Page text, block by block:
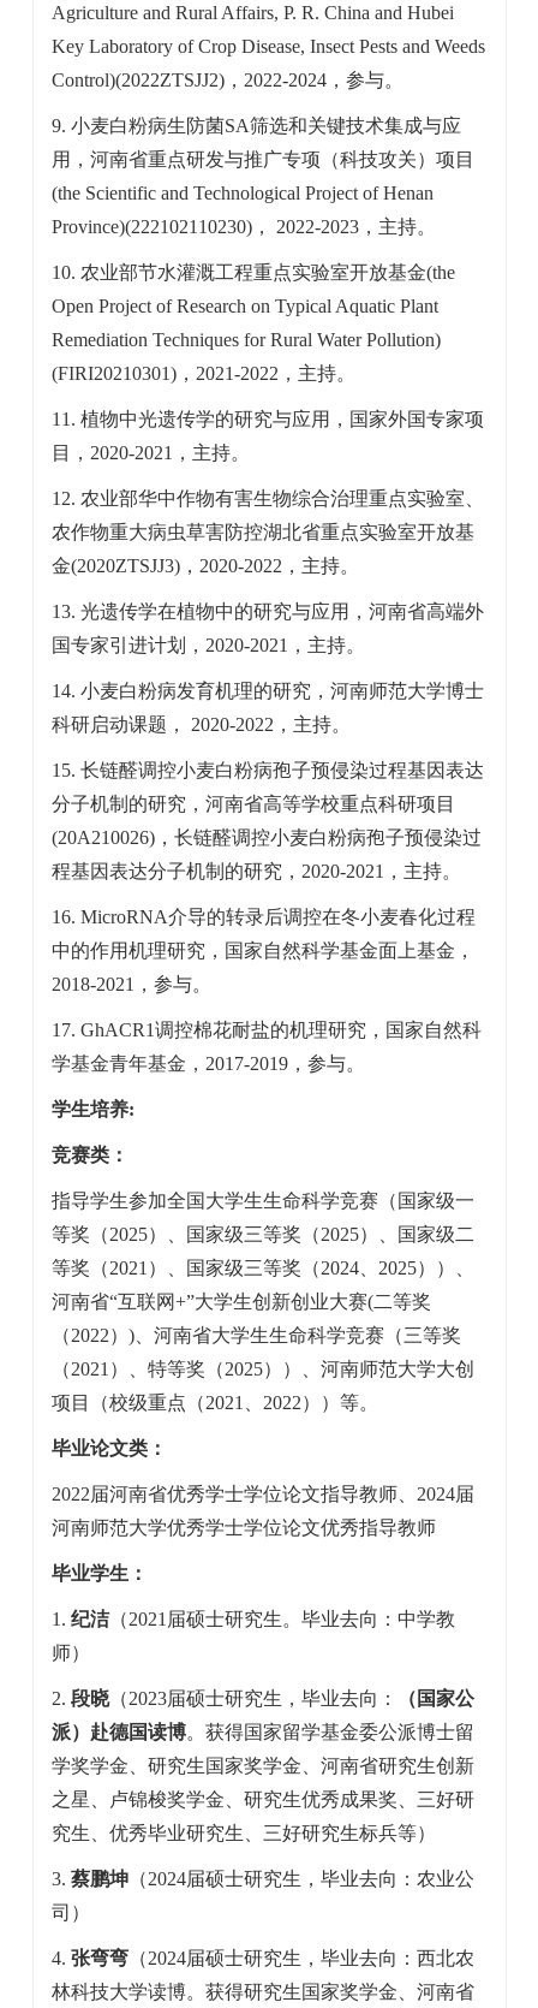
Agriculture and Rural Affairs, P. R. China and Hubei
Key Laboratory of Crop Disease, Insect Pests and Weeds
Control)(2022ZTSJJ2)，2022-2024，参与。
9. 小麦白粉病生防菌SA筛选和关键技术集成与应
用，河南省重点研发与推广专项（科技攻关）项目
(the Scientific and Technological Project of Henan
Province)(222102110230)， 2022-2023，主持。
10. 农业部节水灌溉工程重点实验室开放基金(the
Open Project of Research on Typical Aquatic Plant
Remediation Techniques for Rural Water Pollution)
(FIRI20210301)，2021-2022，主持。
11. 植物中光遗传学的研究与应用，国家外国专家项
目，2020-2021，主持。
12. 农业部华中作物有害生物综合治理重点实验室、
农作物重大病虫草害防控湖北省重点实验室开放基
金(2020ZTSJJ3)，2020-2022，主持。
13. 光遗传学在植物中的研究与应用，河南省高端外
国专家引进计划，2020-2021，主持。
14. 小麦白粉病发育机理的研究，河南师范大学博士
科研启动课题， 2020-2022，主持。
15. 长链醛调控小麦白粉病孢子预侵染过程基因表达
分子机制的研究，河南省高等学校重点科研项目
(20A210026)，长链醛调控小麦白粉病孢子预侵染过
程基因表达分子机制的研究，2020-2021，主持。
16. MicroRNA介导的转录后调控在冬小麦春化过程
中的作用机理研究，国家自然科学基金面上基金，
2018-2021，参与。
17. GhACR1调控棉花耐盐的机理研究，国家自然科
学基金青年基金，2017-2019，参与。
学生培养:
竞赛类：
指导学生参加全国大学生生命科学竞赛（国家级一
等奖（2025）、国家级三等奖（2025）、国家级二
等奖（2021）、国家级三等奖（2024、2025））、
河南省“互联网+”大学生创新创业大赛(二等奖
（2022）)、河南省大学生生命科学竞赛（三等奖
（2021）、特等奖（2025））、河南师范大学大创
项目（校级重点（2021、2022））等。
毕业论文类：
2022届河南省优秀学士学位论文指导教师、2024届
河南师范大学优秀学士学位论文优秀指导教师
毕业学生：
1. 纪洁（2021届硕士研究生。毕业去向：中学教
师）
2. 段晓（2023届硕士研究生，毕业去向：
（国家公
派）赴德国读博。获得国家留学基金委公派博士留
学奖学金、研究生国家奖学金、河南省研究生创新
之星、卢锦梭奖学金、研究生优秀成果奖、三好研
究生、优秀毕业研究生、三好研究生标兵等）
3. 蔡鹏坤（2024届硕士研究生，毕业去向：农业公
司）
4. 张弯弯（2024届硕士研究生，毕业去向：西北农
林科技大学读博。获得研究生国家奖学金、河南省